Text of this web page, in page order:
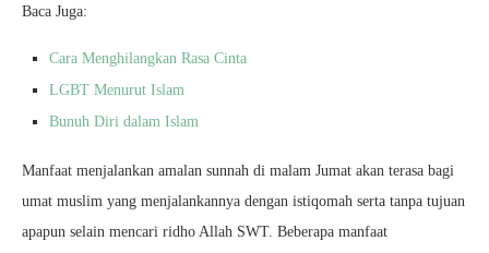
Baca Juga:
Cara Menghilangkan Rasa Cinta
LGBT Menurut Islam
Bunuh Diri dalam Islam
Manfaat menjalankan amalan sunnah di malam Jumat akan terasa bagi
umat muslim yang menjalankannya dengan istiqomah serta tanpa tujuan
apapun selain mencari ridho Allah SWT. Beberapa manfaat